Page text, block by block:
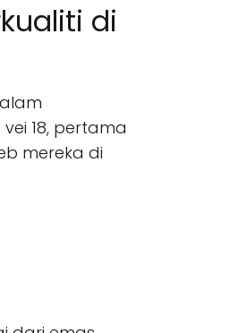
di
18, pertama
mereka di